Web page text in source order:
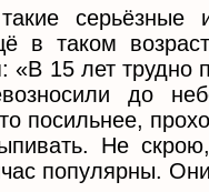
серьёзные
в таком
«В 15 лет трудно
до
посильнее,
Не
популярны.